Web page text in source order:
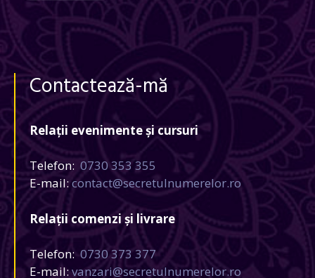
Contactează-mă
Relații evenimente și cursuri
Telefon: 0730 353 355
E-mail:contact@secretulnumerelor.ro
Relații comenzi și livrare
Telefon: 0730 373 377
E-mail:vanzari@secretulnumerelor.ro